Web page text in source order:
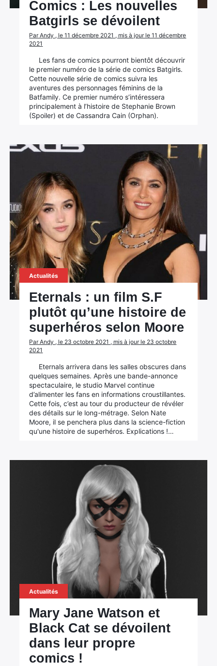
Comics : Les nouvelles
Batgirls se dévoilent
Par Andy , le 11 décembre 2021 , mis à jour le 11 décembre
2021
Les fans de comics pourront bientôt découvrir
le premier numéro de la série de comics Batgirls.
Cette nouvelle série de comics suivra les
aventures des personnages féminins de la
Batfamily. Ce premier numéro s’intéressera
principalement à l’histoire de Stephanie Brown
(Spoiler) et de Cassandra Cain (Orphan).
Actualités
Eternals : un film S.F
plutôt qu’une histoire de
superhéros selon Moore
Par Andy , le 23 octobre 2021 , mis à jour le 23 octobre
2021
Eternals arrivera dans les salles obscures dans
quelques semaines. Après une bande-annonce
spectaculaire, le studio Marvel continue
d’alimenter les fans en informations croustillantes.
Cette fois, c’est au tour du producteur de révéler
des détails sur le long-métrage. Selon Nate
Moore, il se penchera plus dans la science-fiction
qu'une histoire de superhéros. Explications !…
Actualités
Mary Jane Watson et
Black Cat se dévoilent
dans leur propre
comics !